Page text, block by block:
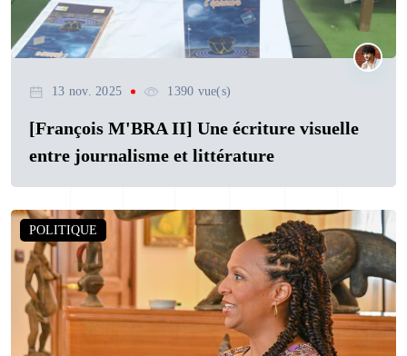
13 nov. 2025 1390 vue(s)
[François M'BRA II] Une écriture visuelle
entre journalisme et littérature
POLITIQUE